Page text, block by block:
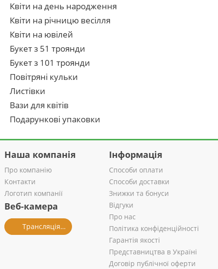
Квіти на день народження
Квіти на річницю весілля
Квіти на ювілей
Букет з 51 троянди
Букет з 101 троянди
Повітряні кульки
Листівки
Вази для квітів
Подарункові упаковки
Наша компанія
Про компанію
Контакти
Логотип компанії
Веб-камера
Трансляція із салону
Інформація
Способи оплати
Способи доставки
Знижки та бонуси
Відгуки
Про нас
Політика конфіденційності
Гарантія якості
Представництва в Україні
Договір публічної оферти